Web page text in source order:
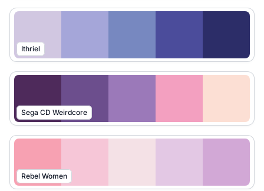
Ithriel
Sega CD Weirdcore
Rebel Women